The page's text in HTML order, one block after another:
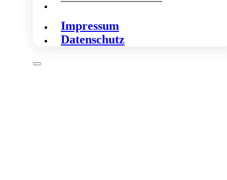
Impressum
Datenschutz